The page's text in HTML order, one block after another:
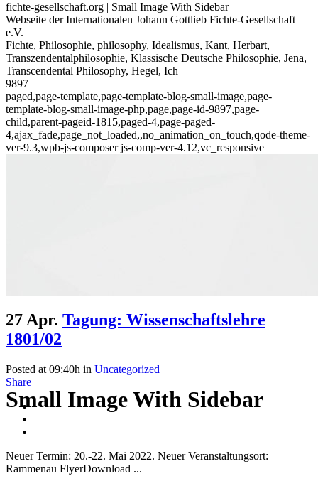
fichte-gesellschaft.org | Small Image With Sidebar
Webseite der Internationalen Johann Gottlieb Fichte-Gesellschaft
e.V.
Fichte, Philosophie, philosophy, Idealismus, Kant, Herbart,
Transzendentalphilosophie, Klassische Deutsche Philosophie, Jena,
Transcendental Philosophy, Hegel, Ich
9897
paged,page-template,page-template-blog-small-image,page-
template-blog-small-image-php,page,page-id-9897,page-
child,parent-pageid-1815,paged-4,page-paged-
4,ajax_fade,page_not_loaded,,no_animation_on_touch,qode-theme-
ver-9.3,wpb-js-composer js-comp-ver-4.12,vc_responsive
Small Image With Sidebar
27 Apr. Tagung: Wissenschaftslehre
1801/02
Posted at 09:40h in Uncategorized
Share
Neuer Termin: 20.-22. Mai 2022. Neuer Veranstaltungsort:
Rammenau FlyerDownload ...